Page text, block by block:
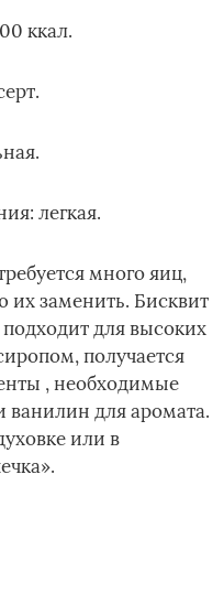
ккал.
легкая.
много яиц,
заменить. Бисквит
для высоких
получается
, необходимые
ванилин для аромата.
или в